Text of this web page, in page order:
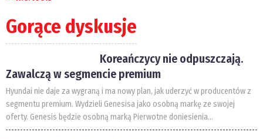
Gorące dyskusje
Koreańczycy nie odpuszczają.
Zawalczą w segmencie premium
Hyundai nie daje za wygraną i ma nowy plan, jak uderzyć w producentów z
segmentu premium. Wydzieli Genesisa jako osobną markę ze swojej
oferty. Genesis będzie osobną marką Pierwotne doniesienia...